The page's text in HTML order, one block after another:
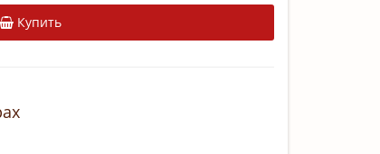
Купить